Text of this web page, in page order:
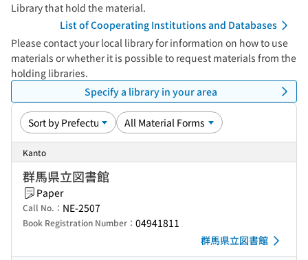
Library that hold the material.
List of Cooperating Institutions and Databases
Please contact your local library for information on how to use
materials or whether it is possible to request materials from the
holding libraries.
Specify a library in your area
Kanto
群馬県立図書館
Paper
Call No.： NE-2507
Book Registration Number： 04941811
群馬県立図書館